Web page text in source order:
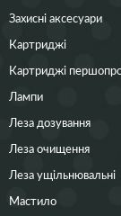
Захисні аксесуари
Картриджі
Картриджі
Лампи
Леза дозування
Леза очищення
Леза ущільнювальні
Мастило